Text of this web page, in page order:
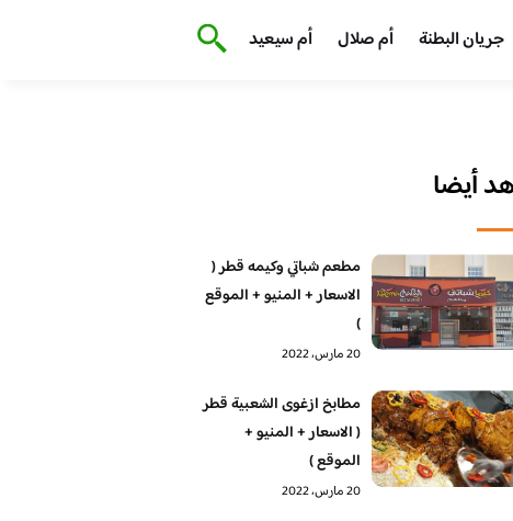
جريان البطنة أم صلال أم سيعيد
أيضا
مطعم شباتي وكيمه قطر (
الاسعار + المنيو + الموقع
)
20 مارس، 2022
مطابخ ازغوى الشعبية قطر
( الاسعار + المنيو +
الموقع )
20 مارس، 2022